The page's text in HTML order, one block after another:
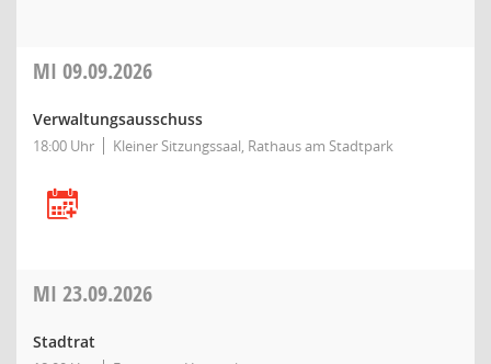
MI 09.09.2026
Verwaltungsausschuss
18:00 Uhr Kleiner Sitzungssaal, Rathaus am Stadtpark
MI 23.09.2026
Stadtrat